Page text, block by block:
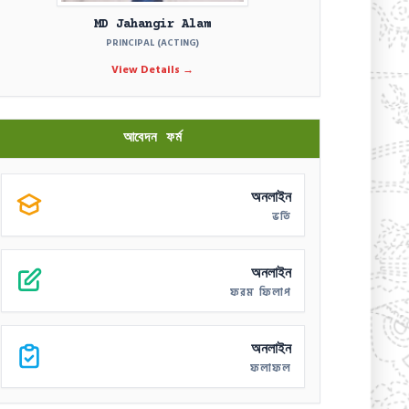
(সংশোধিত) বিজ্ঞপ্তি। ICT ব্যবহারিক খাতা স্বাক্ষর করা সংক্রান্ত
MD Jahangir Alam
PRINCIPAL (ACTING)
View Details →
আবেদন ফর্ম
অনলাইন
ভর্তি
অনলাইন
ফরম ফিলাপ
অনলাইন
ফলাফল